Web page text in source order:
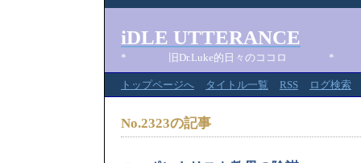
iDLE UTTERANCE
* 旧Dr.Luke的日々のココロ *
トップページへ タイトル一覧 RSS ログ検索
No.2323の記事